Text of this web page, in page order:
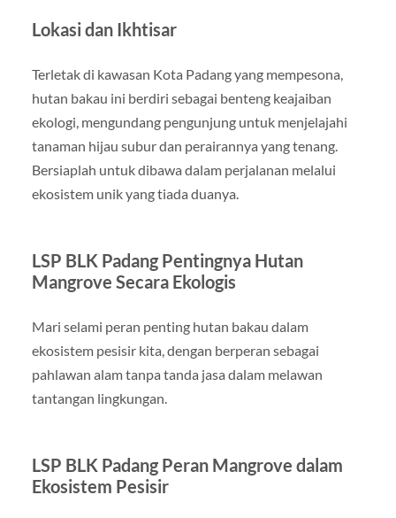
Lokasi dan Ikhtisar
Terletak di kawasan Kota Padang yang mempesona,
hutan bakau ini berdiri sebagai benteng keajaiban
ekologi, mengundang pengunjung untuk menjelajahi
tanaman hijau subur dan perairannya yang tenang.
Bersiaplah untuk dibawa dalam perjalanan melalui
ekosistem unik yang tiada duanya.
LSP BLK Padang Pentingnya Hutan
Mangrove Secara Ekologis
Mari selami peran penting hutan bakau dalam
ekosistem pesisir kita, dengan berperan sebagai
pahlawan alam tanpa tanda jasa dalam melawan
tantangan lingkungan.
LSP BLK Padang Peran Mangrove dalam
Ekosistem Pesisir